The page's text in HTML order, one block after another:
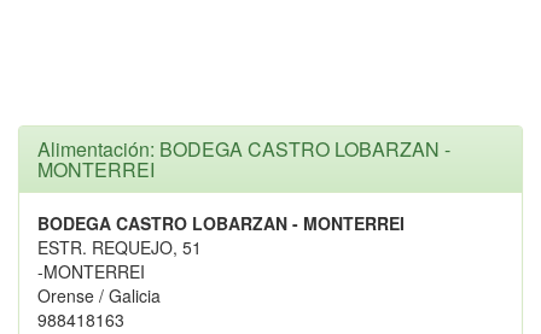
Alimentación: BODEGA CASTRO LOBARZAN -
MONTERREI
BODEGA CASTRO LOBARZAN - MONTERREI
ESTR. REQUEJO, 51
-MONTERREI
Orense / Galicia
988418163